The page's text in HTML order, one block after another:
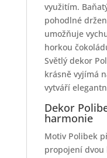
využitím.
pohodlné
umožňuje
horkou
Světlý dekor
krásně vyjímá
vytváří
Dekor
harmonie
Motiv Polibek
propojení